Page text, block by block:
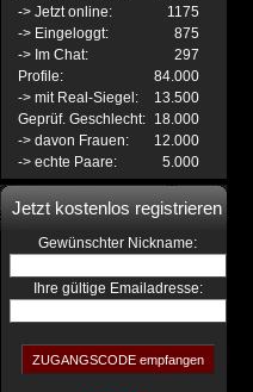
-> Jetzt online:
1175
-> Eingeloggt:
875
-> Im Chat:
297
Profile:
84.000
-> mit Real-Siegel:
13.500
Geprüf. Geschlecht: 18.000
-> davon Frauen:
12.000
-> echte Paare:
5.000
Jetzt kostenlos registrieren
Gewünschter Nickname:
Ihre gültige Emailadresse: